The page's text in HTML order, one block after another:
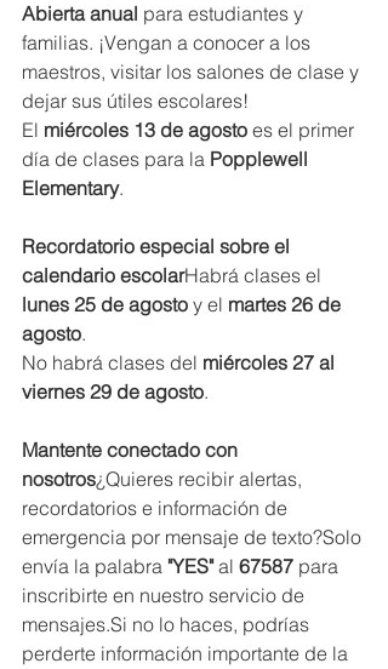
Abierta anual para estudiantes y
familias. ¡Vengan a conocer a los
maestros, visitar los salones de clase y
dejar sus útiles escolares!
El miércoles 13 de agosto es el primer
día de clases para la Popplewell
Elementary.
Recordatorio especial sobre el
calendario escolarHabrá clases el
lunes 25 de agosto y el martes 26 de
agosto.
No habrá clases del miércoles 27 al
viernes 29 de agosto.
Mantente conectado con
nosotros¿Quieres recibir alertas,
recordatorios e información de
emergencia por mensaje de texto?Solo
envía la palabra "YES" al 67587 para
inscribirte en nuestro servicio de
mensajes.Si no lo haces, podrías
perderte información importante de la